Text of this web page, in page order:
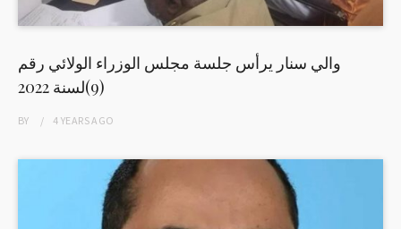
والي سنار يرأس جلسة مجلس الوزراء الولائي رقم
(9)لسنة 2022
BY 4 YEARSAGO